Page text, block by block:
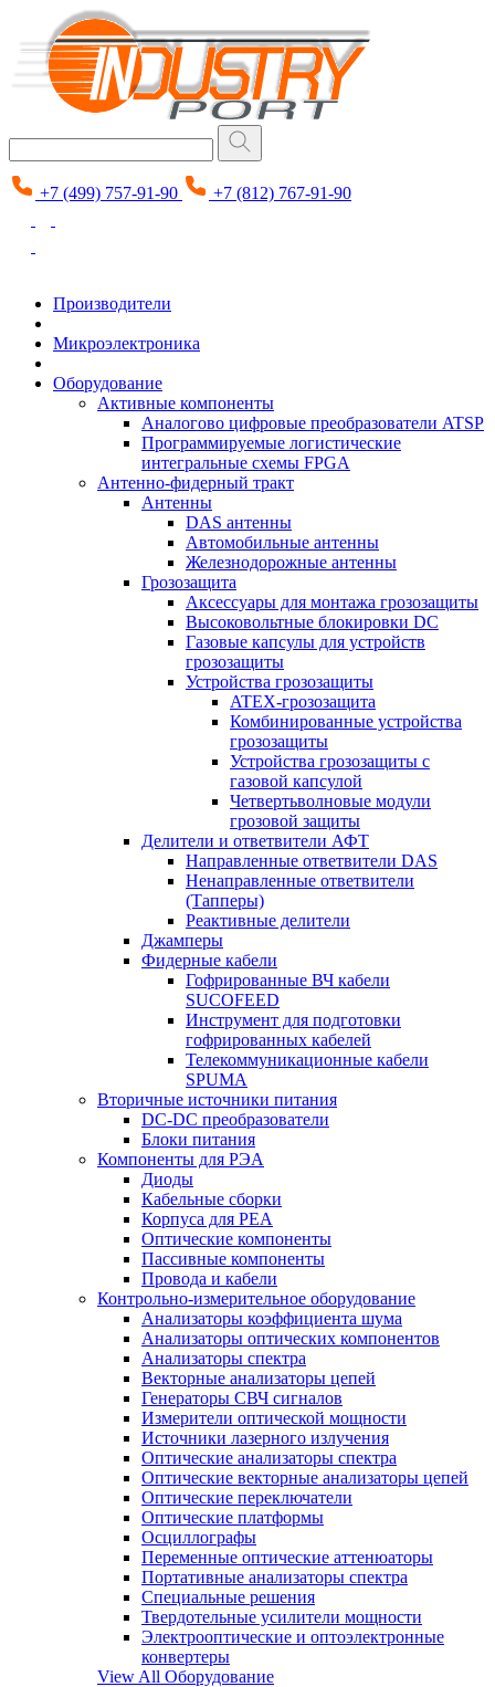
+7 (499) 757-91-90 +7 (812) 767-91-90
Производители
Микроэлектроника
Оборудование
Активные компоненты
Аналогово цифровые преобразователи ATSP
Программируемые логистические
интегральные схемы FPGA
Антенно-фидерный тракт
Антенны
DAS антенны
Автомобильные антенны
Железнодорожные антенны
Грозозащита
Аксессуары для монтажа грозозащиты
Высоковольтные блокировки DC
Газовые капсулы для устройств
грозозащиты
Устройства грозозащиты
ATEX-грозозащита
Комбинированные устройства
грозозащиты
Устройства грозозащиты с
газовой капсулой
Четвертьволновые модули
грозовой защиты
Делители и ответвители АФТ
Направленные ответвители DAS
Ненаправленные ответвители
(Тапперы)
Реактивные делители
Джамперы
Фидерные кабели
Гофрированные ВЧ кабели
SUCOFEED
Инструмент для подготовки
гофрированных кабелей
Телекоммуникационные кабели
SPUMA
Вторичные источники питания
DC-DC преобразователи
Блоки питания
Компоненты для РЭА
Диоды
Кабельные сборки
Корпуса для РЕА
Оптические компоненты
Пассивные компоненты
Провода и кабели
Контрольно-измерительное оборудование
Анализаторы коэффициента шума
Анализаторы оптических компонентов
Анализаторы спектра
Векторные анализаторы цепей
Генераторы СВЧ сигналов
Измерители оптической мощности
Источники лазерного излучения
Оптические анализаторы спектра
Оптические векторные анализаторы цепей
Оптические переключатели
Оптические платформы
Осциллографы
Переменные оптические аттенюаторы
Портативные анализаторы спектра
Специальные решения
Твердотельные усилители мощности
Электрооптические и оптоэлектронные
конвертеры
View All Оборудование